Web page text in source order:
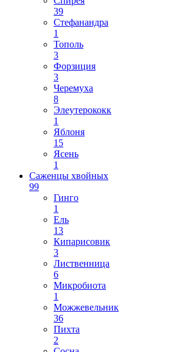
39
Стефанандра
1
Тополь
3
Форзиция
3
Черемуха
8
Элеутерококк
1
Яблоня
15
Ясень
1
Саженцы хвойных
99
Гинго
1
Ель
13
Кипарисовик
3
Лиственница
6
Микробиота
1
Можжевельник
36
Пихта
2